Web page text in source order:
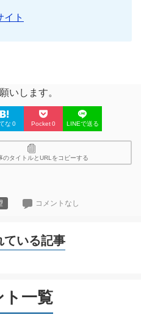
ト
いします。
な 0 Pocket0 LINEで送る
のタイトルとURLをコピーする
コメントなし
ている記事
ト一覧